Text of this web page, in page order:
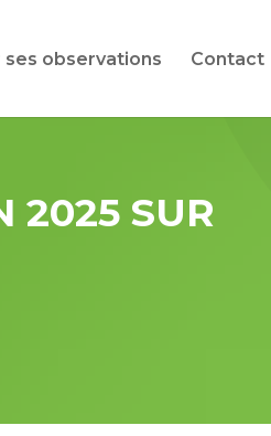
ses observations Contact
2025 SUR